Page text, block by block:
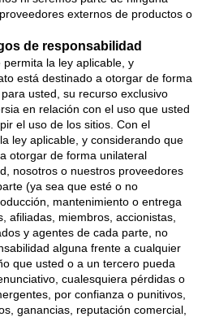
externos de productos o
de responsabilidad
la ley aplicable, y
está destinado a otorgar de forma
usted, su recurso exclusivo
en relación con el uso que usted
el uso de los sitios. Con el
ley aplicable, y considerando que
otorgar de forma unilateral
nosotros o nuestros proveedores
(ya sea que esté o no
mantenimiento o entrega
afiliadas, miembros, accionistas,
y agentes de cada parte, no
alguna frente a cualquier
que usted o a un tercero pueda
cualesquiera pérdidas o
por confianza o punitivos,
ganancias, reputación comercial,